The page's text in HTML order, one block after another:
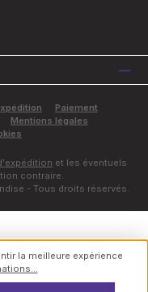
Paiement
Mentions légales
et les éventuels
contraire.
- Tous droits réservés.
la meilleure expérience